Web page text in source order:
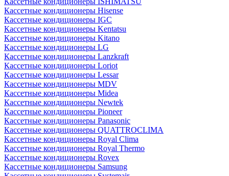
Кассетные кондиционеры Hisense
Кассетные кондиционеры IGC
Кассетные кондиционеры Kentatsu
Кассетные кондиционеры Kitano
Кассетные кондиционеры LG
Кассетные кондиционеры Lanzkraft
Кассетные кондиционеры Loriot
Кассетные кондиционеры Lessar
Кассетные кондиционеры MDV
Кассетные кондиционеры Midea
Кассетные кондиционеры Newtek
Кассетные кондиционеры Pioneer
Кассетные кондиционеры Panasonic
Кассетные кондиционеры QUATTROCLIMA
Кассетные кондиционеры Royal Clima
Кассетные кондиционеры Royal Thermo
Кассетные кондиционеры Rovex
Кассетные кондиционеры Samsung